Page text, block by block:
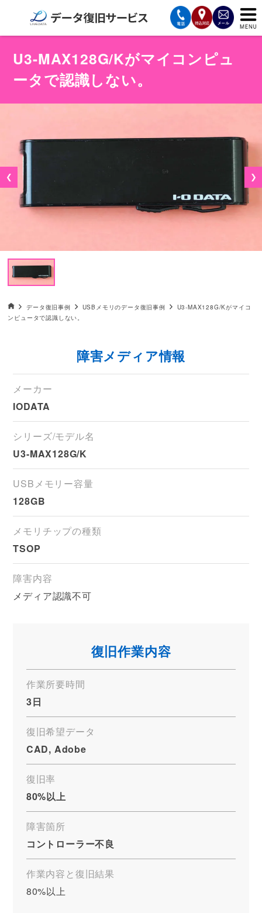
復旧費用と納期
サービスの流れ
対応メディア
データ復旧事例
お客様の声
U3-MAX128G/Kがマイコンピュ
ータで認識しない。
❮ ❯
データ復旧HOME
データ復旧事例 USBメモリのデータ復旧事例
U3-MAX128G/Kがマイコ
ンピュータで認識しない。
障害メディア情報
メーカー
IODATA
シリーズ/モデル名
U3-MAX128G/K
USBメモリー容量
128GB
メモリチップの種類
TSOP
障害内容
メディア認識不可
復旧作業内容
作業所要時間
3日
復旧希望データ
CAD, Adobe
復旧率
80%以上
障害箇所
コントローラー不良
作業内容と復旧結果
80%以上